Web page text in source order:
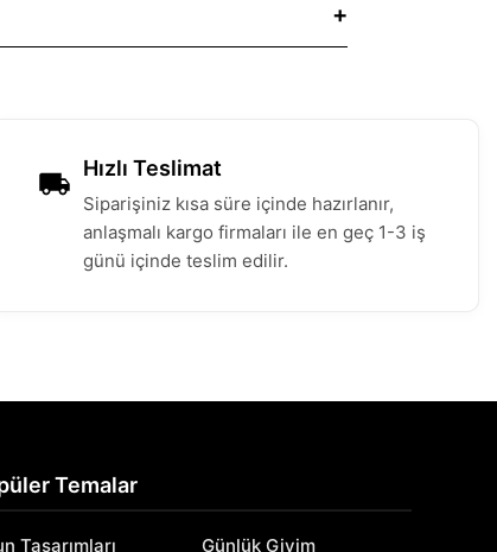
Hızlı Teslimat
Siparişiniz kısa süre içinde hazırlanır,
anlaşmalı kargo firmaları ile en geç 1-3 iş
günü içinde teslim edilir.
Temalar
Tasarımları Günlük Giyim